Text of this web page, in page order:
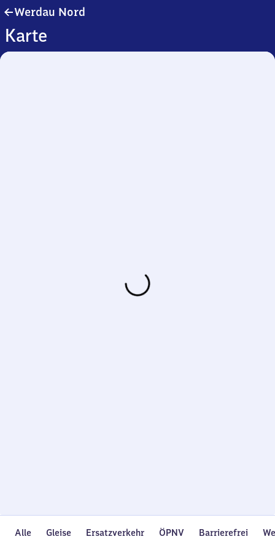
Werdau Nord
Karte
Alle Gleise Ersatzverkehr ÖPNV Barrierefrei
Wird